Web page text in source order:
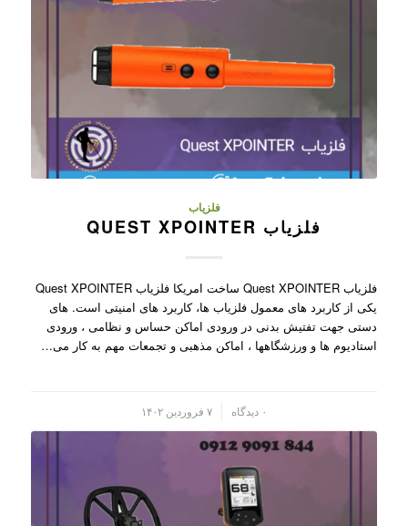
فلزیاب
فلزیاب QUEST XPOINTER
فلزیاب Quest XPOINTER ساخت امریکا فلزیاب Quest XPOINTER
یکی از کاربرد های معمول فلزیاب ها، کاربرد های امنیتی است. های
دستی جهت تفتیش بدنی در ورودی اماکن حساس و نظامی ، ورودی
استادیوم ها و ورزشگاهها ، اماکن مذهبی و تجمعات مهم به کار می…
۰ دیدگاه ۷ فروردین ۱۴۰۲